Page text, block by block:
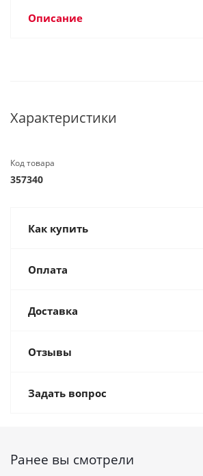
Описание
Характеристики
Код товара
357340
Как купить
Оплата
Доставка
Отзывы
Задать вопрос
Ранее вы смотрели